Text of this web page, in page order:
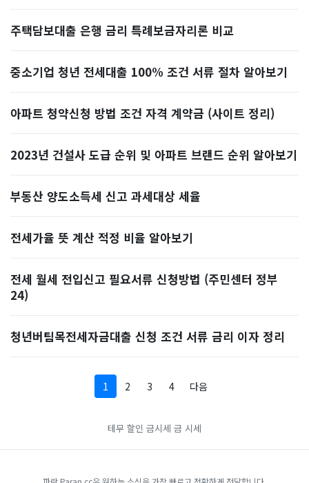
주택담보대출 은행 금리 특례보금자리론 비교
중소기업 청년 전세대출 100% 조건 서류 절차 알아보기
아파트 청약신청 방법 조건 자격 계약금 (사이트 정리)
2023년 건설사 도급 순위 및 아파트 브랜드 순위 알아보기
부동산 양도소득세 신고 과세대상 세율
전세가율 뜻 계산 적정 비율 알아보기
전세 월세 전입신고 필요서류 신청방법 (주민센터 정부
24)
청년버팀목전세자금대출 신청 조건 서류 금리 이자 정리
1 2 3 4 다음
테무 할인 금시세 금 시세